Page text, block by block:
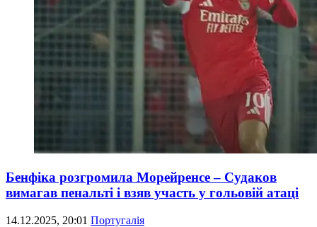
Бенфіка розгромила Морейренсе – Судаков
вимагав пенальті і взяв участь у гольовій атаці
14.12.2025, 20:01 Португалія